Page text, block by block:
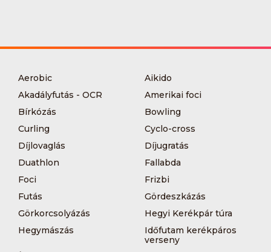
Aerobic
Aikido
Akadályfutás - OCR
Amerikai foci
Bírkózás
Bowling
Curling
Cyclo-cross
Díjlovaglás
Díjugratás
Duathlon
Fallabda
Foci
Frizbi
Futás
Gördeszkázás
Görkorcsolyázás
Hegyi Kerékpár túra
Hegymászás
Időfutam kerékpáros
verseny